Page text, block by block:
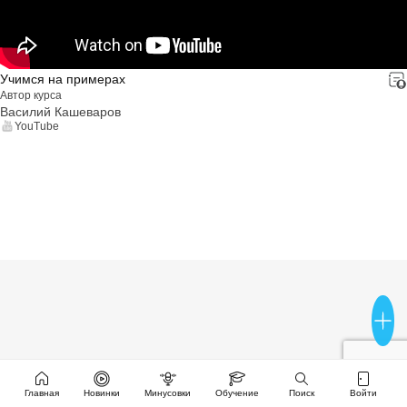
Главная Новинки Минусовки Обучение Поиск Войти
Учимся на примерах
Автор курса
Василий Кашеваров
YouTube